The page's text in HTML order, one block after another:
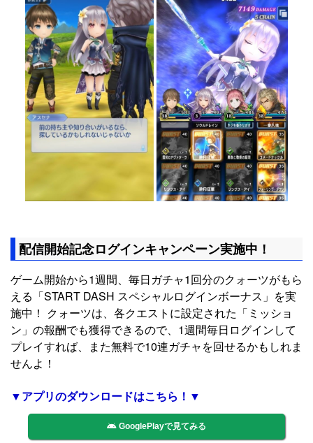
配信開始記念ログインキャンペーン実施中！
ゲーム開始から1週間、毎日ガチャ1回分のクォーツがもら
える「START DASH スペシャルログインボーナス」を実
施中！ クォーツは、各クエストに設定された「ミッショ
ン」の報酬でも獲得できるので、1週間毎日ログインして
プレイすれば、また無料で10連ガチャを回せるかもしれま
せんよ！
▼アプリのダウンロードはこちら！▼
GooglePlayで見てみる